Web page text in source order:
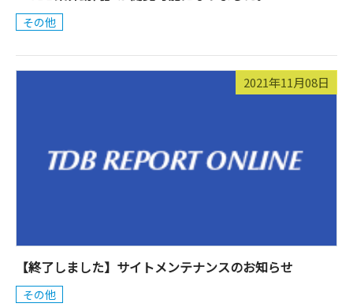
その他
2021年11月08日
【終了しました】サイトメンテナンスのお知らせ
その他